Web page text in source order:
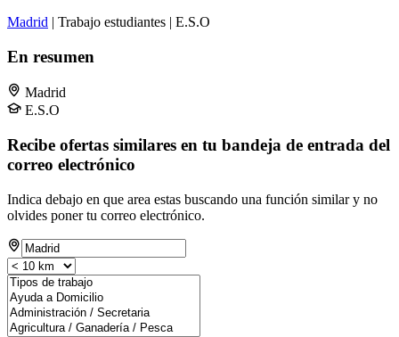
Madrid | Trabajo estudiantes | E.S.O
En resumen
Madrid
E.S.O
Recibe ofertas similares en tu bandeja de entrada del
correo electrónico
Indica debajo en que area estas buscando una función similar y no
olvides poner tu correo electrónico.